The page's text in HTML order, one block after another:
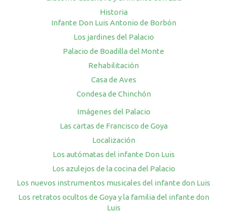
Historia
Infante Don Luis Antonio de Borbón
Los jardines del Palacio
Palacio de Boadilla del Monte
Rehabilitación
Casa de Aves
Condesa de Chinchón
Imágenes del Palacio
Las cartas de Francisco de Goya
Localización
Los autómatas del infante Don Luis
Los azulejos de la cocina del Palacio
Los nuevos instrumentos musicales del infante don Luis
Los retratos ocultos de Goya y la familia del infante don
Luis